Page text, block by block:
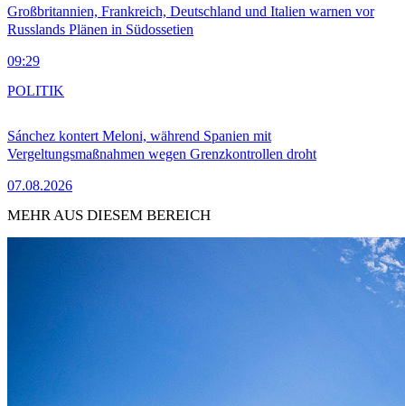
Großbritannien, Frankreich, Deutschland und Italien warnen vor
Russlands Plänen in Südossetien
09:29
Sánchez kontert Meloni, während Spanien mit
Vergeltungsmaßnahmen wegen Grenzkontrollen droht
07.08.2026
POLITIK
MEHR AUS DIESEM BEREICH